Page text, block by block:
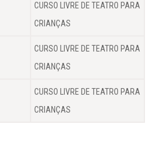
CURSO LIVRE DE TEATRO PARA
CRIANÇAS
CURSO LIVRE DE TEATRO PARA
CRIANÇAS
CURSO LIVRE DE TEATRO PARA
CRIANÇAS